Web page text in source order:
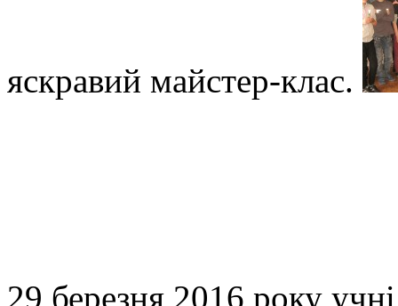
яскравий майстер-клас.
29 березня 2016 року